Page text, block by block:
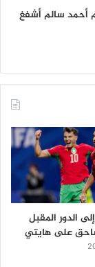
أحمد سالم أشفغ
الدور المقبل
على هايتي